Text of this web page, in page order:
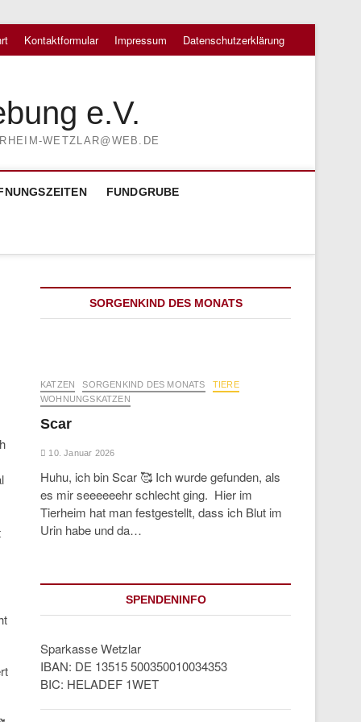
Kontaktformular Impressum Datenschutzerklärung
e.V.
WETZLAR@WEB.DE
FUNDGRUBE
SORGENKIND DES MONATS
KATZEN SORGENKIND DES MONATS
TIERE
WOHNUNGSKATZEN
Scar
10. Januar 2026
Huhu, ich bin Scar 🥰 Ich wurde gefunden, als
es mir seeeeeehr schlecht ging. Hier im
Tierheim hat man festgestellt, dass ich Blut im
Urin habe und da…
SPENDENINFO
Sparkasse Wetzlar
IBAN: DE 13515 500350010034353
BIC: HELADEF 1WET